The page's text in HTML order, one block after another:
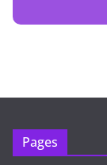
Pages